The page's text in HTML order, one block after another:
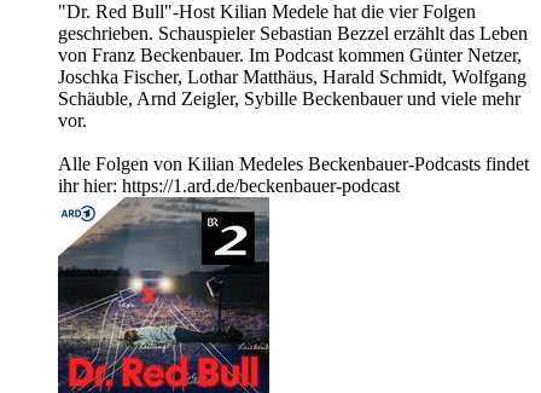
"Dr. Red Bull"-Host Kilian Medele hat die vier Folgen
geschrieben. Schauspieler Sebastian Bezzel erzählt das Leben
von Franz Beckenbauer. Im Podcast kommen Günter Netzer,
Joschka Fischer, Lothar Matthäus, Harald Schmidt, Wolfgang
Schäuble, Arnd Zeigler, Sybille Beckenbauer und viele mehr
vor.
Alle Folgen von Kilian Medeles Beckenbauer-Podcasts findet
ihr hier: https://1.ard.de/beckenbauer-podcast